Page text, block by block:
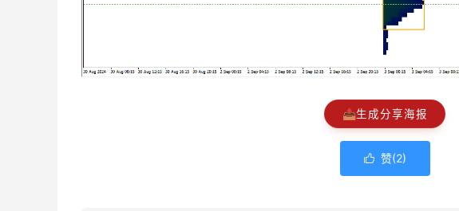
📤生成分享海报
 赞(2)